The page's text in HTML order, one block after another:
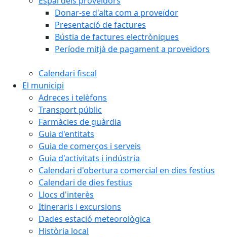
Donar-se d'alta com a proveïdor
Presentació de factures
Bústia de factures electròniques
Període mitjà de pagament a proveïdors
Calendari fiscal
El municipi
Adreces i telèfons
Transport públic
Farmàcies de guàrdia
Guia d'entitats
Guia de comerços i serveis
Guia d'activitats i indústria
Calendari d'obertura comercial en dies festius
Calendari de dies festius
Llocs d'interès
Itineraris i excursions
Dades estació meteorològica
Història local